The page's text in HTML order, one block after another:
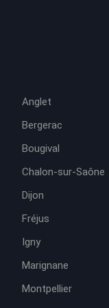
Anglet
Bergerac
Bougival
Chalon-sur-Saône
Dijon
Fréjus
Igny
Marignane
Montpellier